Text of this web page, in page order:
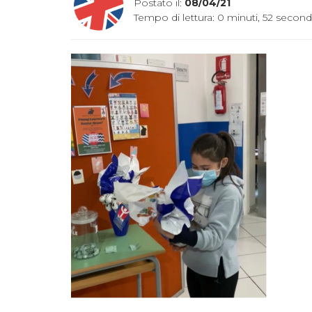
Tempo di lettura: 0 minuti, 52